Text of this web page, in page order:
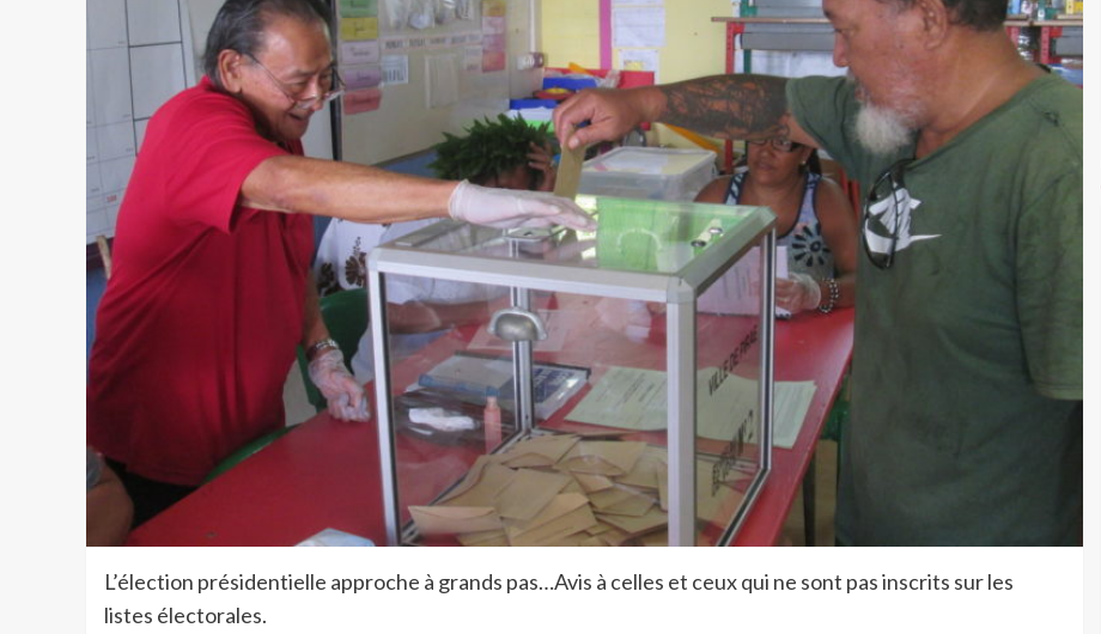
L’élection présidentielle approche à grands pas…Avis à celles et ceux qui ne sont pas inscrits sur les
listes électorales.